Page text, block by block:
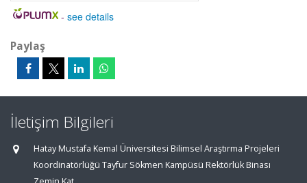
- see details
Paylaş
İletişim Bilgileri
Hatay Mustafa Kemal Üniversitesi Bilimsel Araştırma Projeleri
Koordinatörlüğü Tayfur Sökmen Kampüsü Rektörlük Binası